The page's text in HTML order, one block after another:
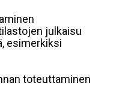
julkaisu
esimerkiksi
toteuttaminen